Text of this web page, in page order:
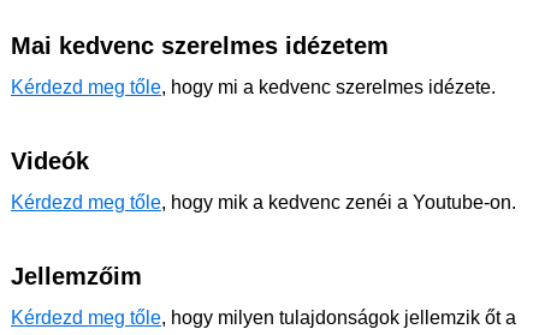
Mai kedvenc szerelmes idézetem
Kérdezd meg tőle, hogy mi a kedvenc szerelmes idézete.
Videók
Kérdezd meg tőle, hogy mik a kedvenc zenéi a Youtube-on.
Jellemzőim
Kérdezd meg tőle, hogy milyen tulajdonságok jellemzik őt a